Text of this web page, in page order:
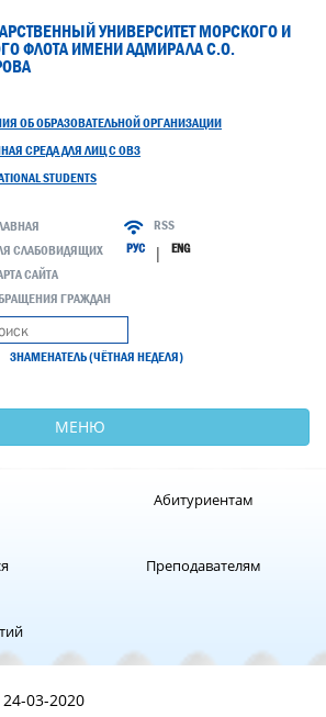
УНИВЕРСИТЕТ МОРСКОГО И
ФЛОТА ИМЕНИ АДМИРАЛА С.О.
ОБ ОБРАЗОВАТЕЛЬНОЙ ОРГАНИЗАЦИИ
СРЕДА ДЛЯ ЛИЦ С ОВЗ
STUDENTS
СЛАБОВИДЯЩИХ
САЙТА
ГРАЖДАН
RSS
РУС | ENG
ЗНАМЕНАТЕЛЬ (ЧЁТНАЯ НЕДЕЛЯ)
МЕНЮ
Абитуриентам
Преподавателям
03-2020